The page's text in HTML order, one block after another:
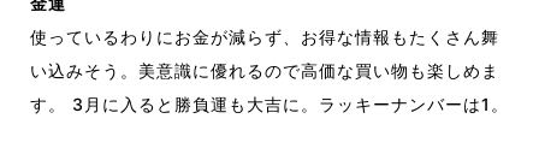
使っているわりにお金が減らず、お得な情報もたくさん舞
い込みそう。美意識に優れるので高価な買い物も楽しめま
す。 3月に入ると勝負運も大吉に。ラッキーナンバーは1。